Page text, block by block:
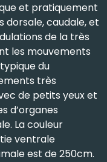
et pratiquement
dorsale, caudale, et
de la très
les mouvements
du
très
de petits yeux et
d’organes
La couleur
ventrale
est de 250cm.